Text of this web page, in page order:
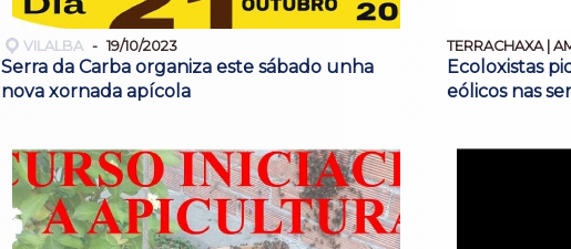
VILALBA 19/10/2023
Serra da Carba organiza este sábado unha
nova xornada apícola
TERRACHAXA |
Ecoloxistas
eólicos nas